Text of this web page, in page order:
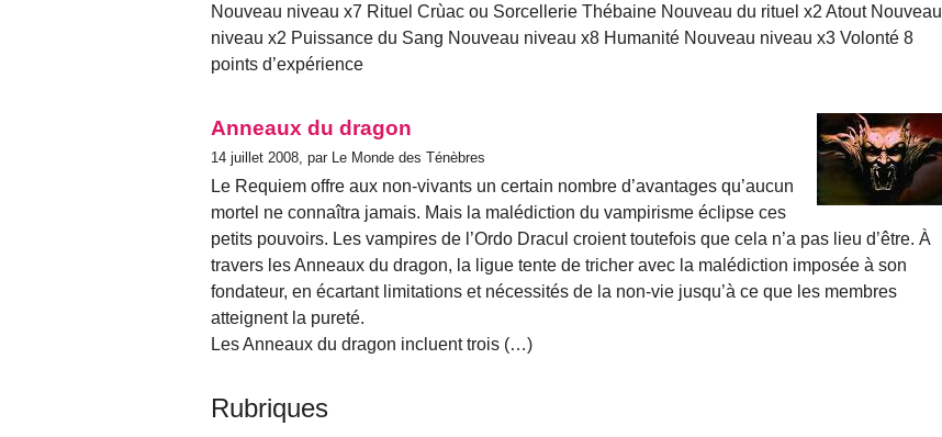
Nouveau niveau x7 Rituel Crùac ou Sorcellerie Thébaine Nouveau du rituel x2 Atout Nouveau
niveau x2 Puissance du Sang Nouveau niveau x8 Humanité Nouveau niveau x3 Volonté 8
points d’expérience
Anneaux du dragon
14 juillet 2008, par Le Monde des Ténèbres
Le Requiem offre aux non-vivants un certain nombre d’avantages qu’aucun
mortel ne connaîtra jamais. Mais la malédiction du vampirisme éclipse ces
petits pouvoirs. Les vampires de l’Ordo Dracul croient toutefois que cela n’a pas lieu d’être. À
travers les Anneaux du dragon, la ligue tente de tricher avec la malédiction imposée à son
fondateur, en écartant limitations et nécessités de la non-vie jusqu’à ce que les membres
atteignent la pureté.
Les Anneaux du dragon incluent trois (…)
Rubriques